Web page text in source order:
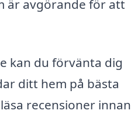
är avgörande för att
kan du förvänta dig
ditt hem på bästa
recensioner innan